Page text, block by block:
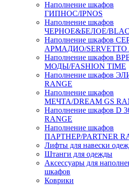
Наполнение шкафов
ГИПНОС/IPNOS
Наполнение шкафов
ЧЕРНОЕ&БЕЛОЕ/
Наполнение шкафов
АРМАДИО/SERVETTO
Наполнение шкафов
МОДЫ/FASHION TIME
Наполнение шкафов
RANGE
Наполнение шкафов
МЕЧТА/DREAM GS
Наполнение шкафов D
RANGE
Наполнение шкафов
ПАРТНЕР/PARTNER
Лифты для навески
Штанги для одежды
Аксессуары для
шкафов
Коврики